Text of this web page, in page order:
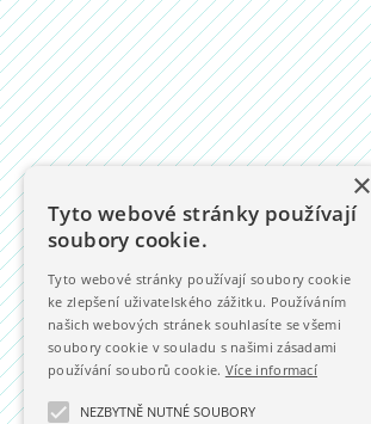
×
Tyto webové stránky používají
soubory cookie.
Tyto webové stránky používají soubory cookie
ke zlepšení uživatelského zážitku. Používáním
našich webových stránek souhlasíte se všemi
soubory cookie v souladu s našimi zásadami
používání souborů cookie. Více informací
NEZBYTNĚ NUTNÉ SOUBORY